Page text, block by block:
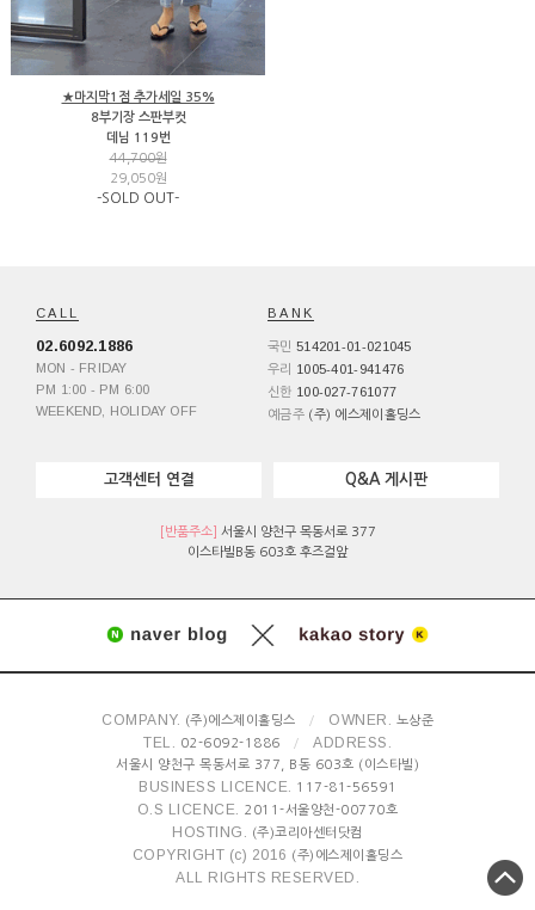
★마지막1점 추가세일 35%
8부기장 스판부컷
데님 119번
44,700원
29,050원
-SOLD OUT-
CALL
02.6092.1886
MON - FRIDAY
PM 1:00 - PM 6:00
WEEKEND, HOLIDAY OFF
BANK
국민 514201-01-021045
우리 1005-401-941476
신한 100-027-761077
예금주 (주) 에스제이홀딩스
고객센터 연결 Q&A 게시판
[반품주소]
서울시 양천구 목동서로 377
이스타빌B동 603호 후즈걸앞
COMPANY. (주)에스제이홀딩스 / OWNER. 노상준
TEL. 02-6092-1886 / ADDRESS.
서울시 양천구 목동서로 377, B동 603호 (이스타빌)
BUSINESS LICENCE. 117-81-56591
O.S LICENCE. 2011-서울양천-00770호
HOSTING. (주)코리아센터닷컴
COPYRIGHT (c) 2016 (주)에스제이홀딩스
ALL RIGHTS RESERVED.